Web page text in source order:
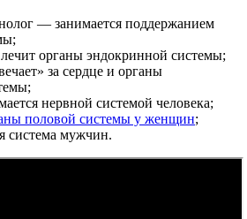
— занимается поддержанием
органы эндокринной системы;
за сердце и органы
нервной системой человека;
половой системы у женщин;
система мужчин.